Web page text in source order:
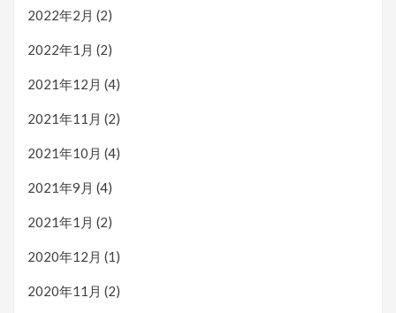
2022年2月 (2)
2022年1月 (2)
2021年12月 (4)
2021年11月 (2)
2021年10月 (4)
2021年9月 (4)
2021年1月 (2)
2020年12月 (1)
2020年11月 (2)